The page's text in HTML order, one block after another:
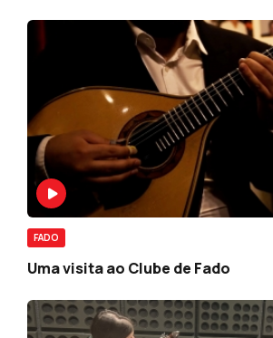
FADO
Uma visita ao Clube de Fado